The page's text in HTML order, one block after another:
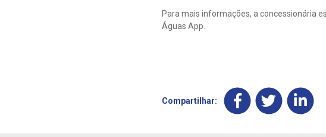
Para mais informações, a concessionária
Águas App.
Compartilhar: